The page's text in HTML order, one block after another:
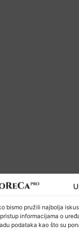
bismo pružili najbolja
informacijama o
podataka kao što su